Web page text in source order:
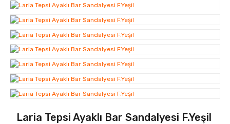
Laria Tepsi Ayaklı Bar Sandalyesi F.Yeşil